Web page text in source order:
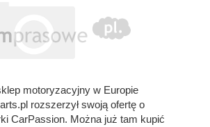
motoryzacyjny w Europie
rozszerzył swoją ofertę o
CarPassion. Można już tam kupić